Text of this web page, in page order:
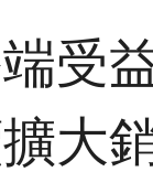
受
大